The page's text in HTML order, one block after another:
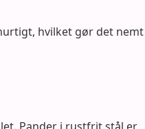
hvilket gør det nemt